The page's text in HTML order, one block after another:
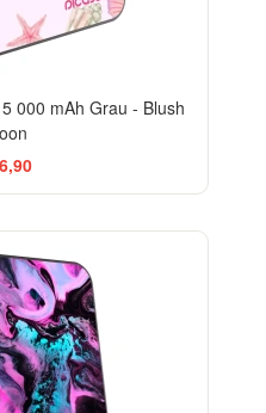
000 mAh Grau - Blush